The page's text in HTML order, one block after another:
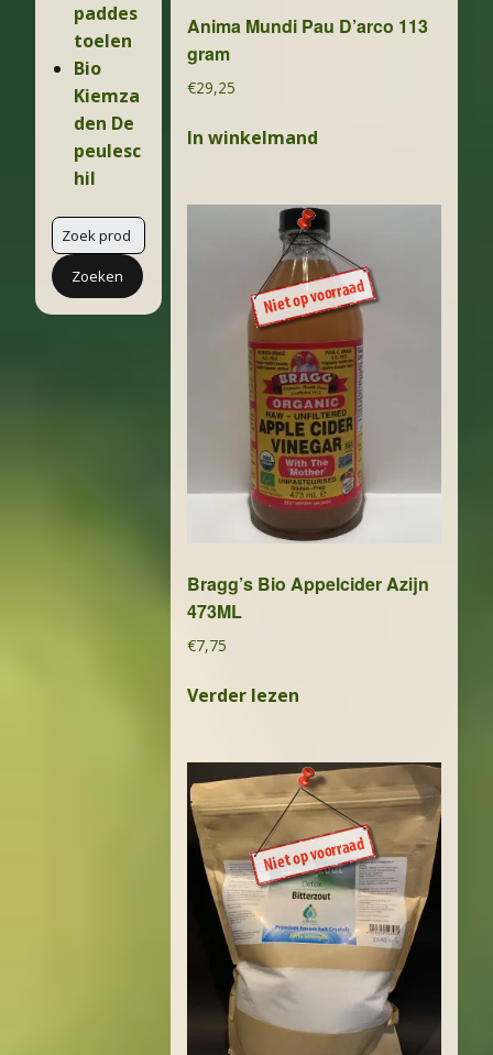
paddes
toelen
Bio
Kiemza
den De
peulesc
hil
Zoeken
Anima Mundi Pau D’arco 113
gram
€29,25
In winkelmand
Bragg’s Bio Appelcider Azijn
473ML
€7,75
Verder lezen